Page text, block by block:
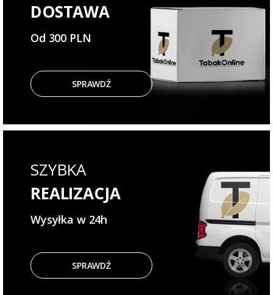
DOSTAWA
Od 300 PLN
SPRAWDŹ
SZYBKA
REALIZACJA
Wysyłka w 24h
SPRAWDŹ